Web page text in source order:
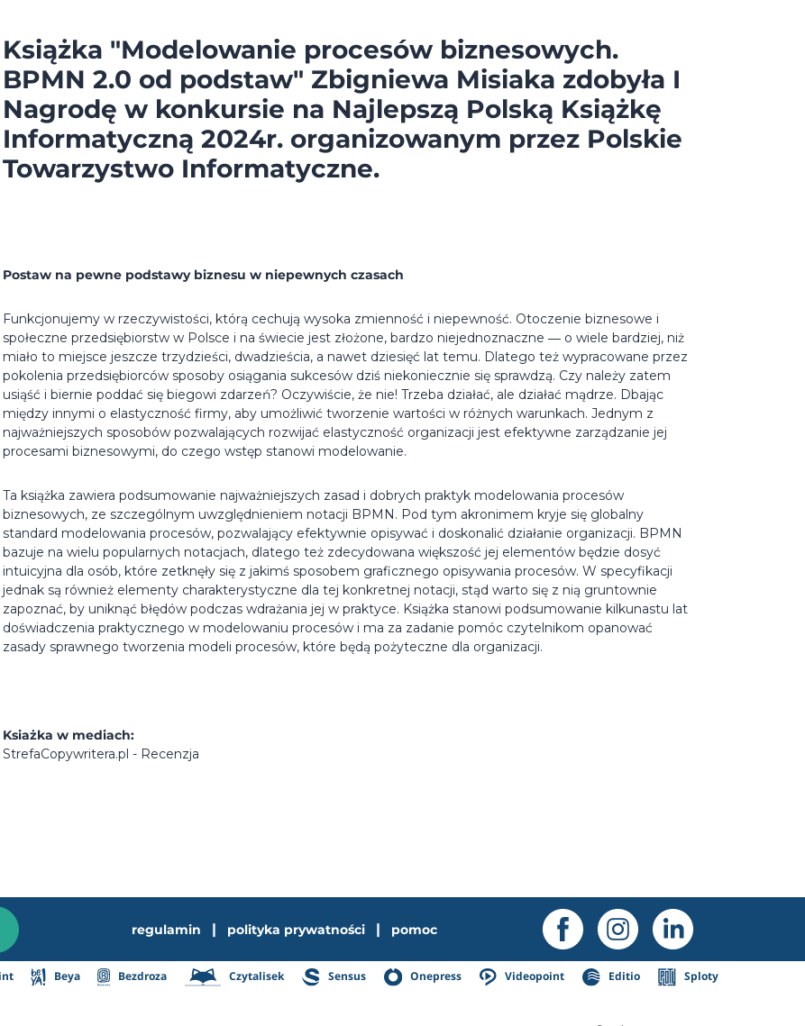
Książka "Modelowanie procesów biznesowych.
BPMN 2.0 od podstaw" Zbigniewa Misiaka zdobyła I
Nagrodę w konkursie na Najlepszą Polską Książkę
Informatyczną 2024r. organizowanym przez Polskie
Towarzystwo Informatyczne.
Postaw na pewne podstawy biznesu w niepewnych czasach
Funkcjonujemy w rzeczywistości, którą cechują wysoka zmienność i niepewność. Otoczenie biznesowe i
społeczne przedsiębiorstw w Polsce i na świecie jest złożone, bardzo niejednoznaczne ― o wiele bardziej, niż
miało to miejsce jeszcze trzydzieści, dwadzieścia, a nawet dziesięć lat temu. Dlatego też wypracowane przez
pokolenia przedsiębiorców sposoby osiągania sukcesów dziś niekoniecznie się sprawdzą. Czy należy zatem
usiąść i biernie poddać się biegowi zdarzeń? Oczywiście, że nie! Trzeba działać, ale działać mądrze. Dbając
między innymi o elastyczność firmy, aby umożliwić tworzenie wartości w różnych warunkach. Jednym z
najważniejszych sposobów pozwalających rozwijać elastyczność organizacji jest efektywne zarządzanie jej
procesami biznesowymi, do czego wstęp stanowi modelowanie.
Ta książka zawiera podsumowanie najważniejszych zasad i dobrych praktyk modelowania procesów
biznesowych, ze szczególnym uwzględnieniem notacji BPMN. Pod tym akronimem kryje się globalny
standard modelowania procesów, pozwalający efektywnie opisywać i doskonalić działanie organizacji. BPMN
bazuje na wielu popularnych notacjach, dlatego też zdecydowana większość jej elementów będzie dosyć
intuicyjna dla osób, które zetknęły się z jakimś sposobem graficznego opisywania procesów. W specyfikacji
jednak są również elementy charakterystyczne dla tej konkretnej notacji, stąd warto się z nią gruntownie
zapoznać, by uniknąć błędów podczas wdrażania jej w praktyce. Książka stanowi podsumowanie kilkunastu lat
doświadczenia praktycznego w modelowaniu procesów i ma za zadanie pomóc czytelnikom opanować
zasady sprawnego tworzenia modeli procesów, które będą pożyteczne dla organizacji.
Ksiażka w mediach:
StrefaCopywritera.pl - Recenzja
regulamin | polityka prywatności | pomoc
Beya Bezdroza Czytalisek Sensus Onepress Videopoint Editio Sploty